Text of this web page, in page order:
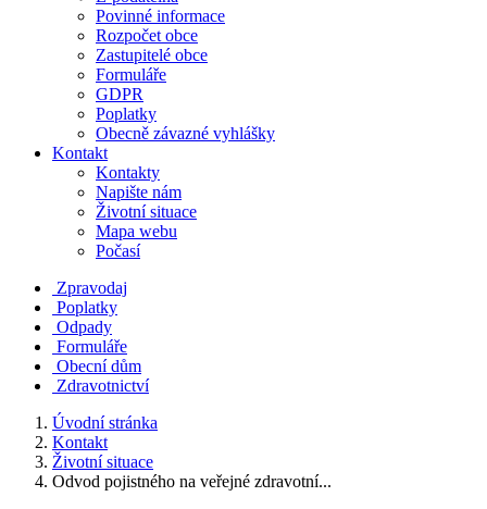
Povinné informace
Rozpočet obce
Zastupitelé obce
Formuláře
GDPR
Poplatky
Obecně závazné vyhlášky
Kontakt
Kontakty
Napište nám
Životní situace
Mapa webu
Počasí
Zpravodaj
Poplatky
Odpady
Formuláře
Obecní dům
Zdravotnictví
Úvodní stránka
Kontakt
Životní situace
Odvod pojistného na veřejné zdravotní...